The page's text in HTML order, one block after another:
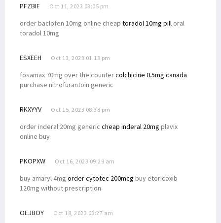
PFZBIF Oct 11, 2023 03:05 pm
order baclofen 10mg online cheap toradol 10mg pill oral
toradol 10mg
ESXEEH Oct 13, 2023 01:13 pm
fosamax 70mg over the countercolchicine 0.5mg canada
purchase nitrofurantoin generic
RKXYYV Oct 15, 2023 08:38 pm
order inderal 20mg generic cheap inderal 20mg plavix
online buy
PKOPXW Oct 16, 2023 09:29 am
buy amaryl 4mg order cytotec 200mcg buy etoricoxib
120mg without prescription
OEJBOY Oct 18, 2023 03:27 am